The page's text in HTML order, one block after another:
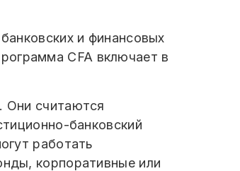
и финансовых
CFA включает в
Они считаются
банковский
работать
корпоративные или